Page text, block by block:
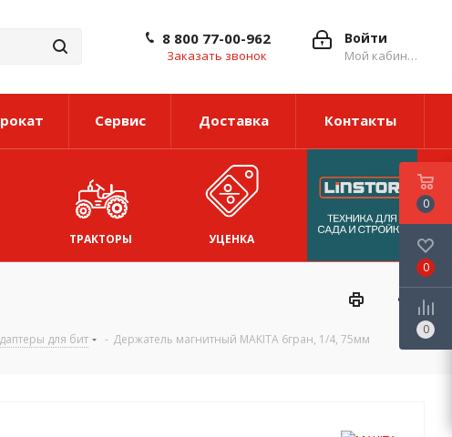
Войти
Мой кабинет
8 800 77-00-962
Заказать звонок
Сервис Доставка Контакты
ТРАКТОРЫ УЦЕНКА
для бит - Держатель магнитный MAKITA 6гран, 1/4, 75мм
0
0
0